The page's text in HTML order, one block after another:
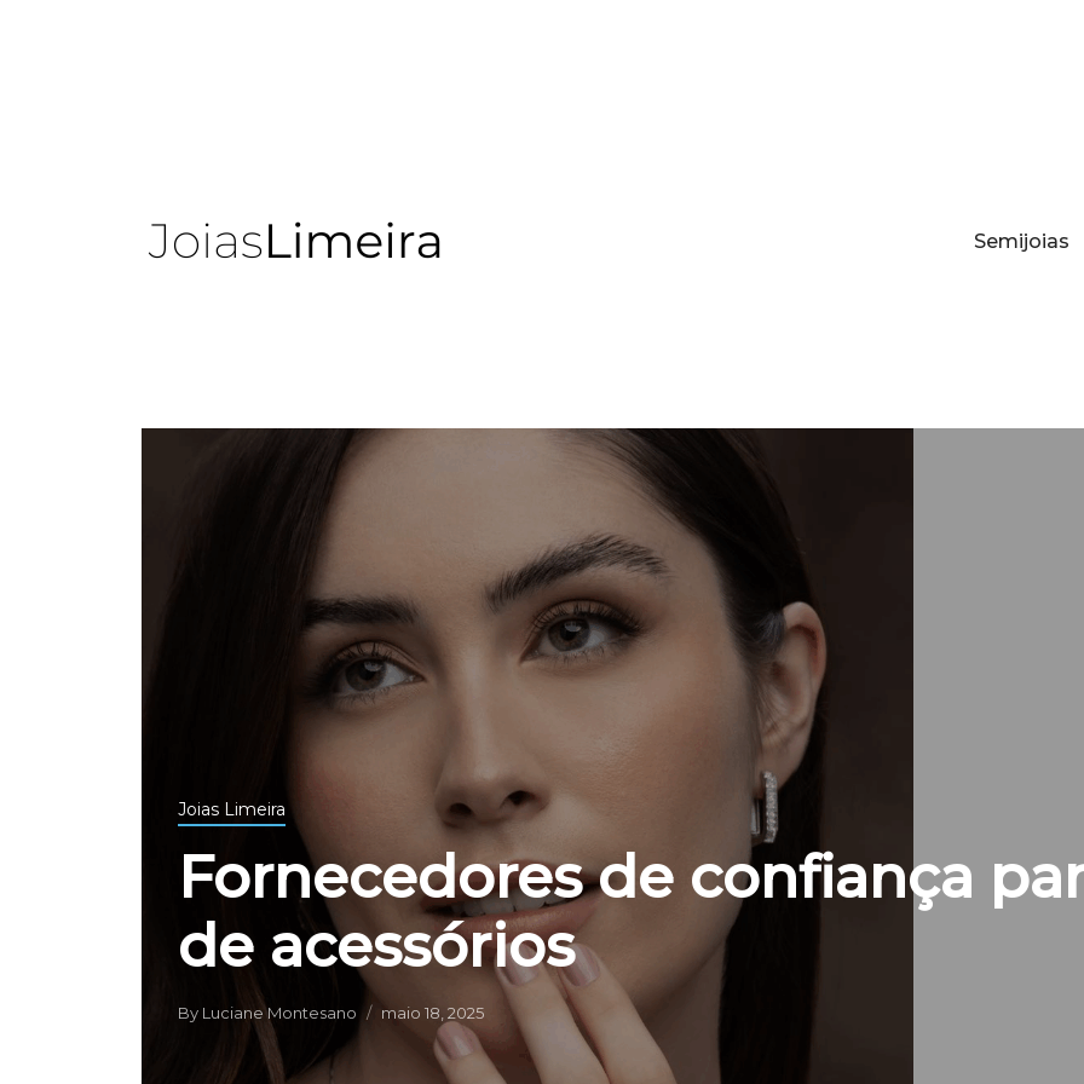
Semijoias
Joias Limeira
Fornecedores de confiança
de acessórios
By Luciane Montesano maio 18, 2025